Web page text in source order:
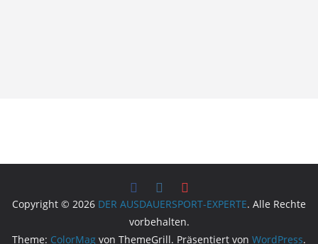
Copyright © 2026 DER AUSDAUERSPORT-EXPERTE. Alle Rechte
vorbehalten.
Theme: ColorMag von ThemeGrill. Präsentiert von WordPress.